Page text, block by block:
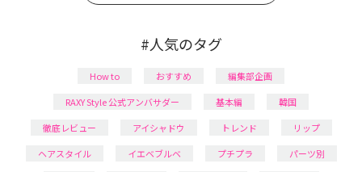
#人気のタグ
How to おすすめ
編集部企画
RAXY Style 公式アンバサダー
基本編
韓国
徹底レビュー
アイシャドウ トレンド
リップ
ヘアスタイル
イエベブルベ プチプラ
パーツ別